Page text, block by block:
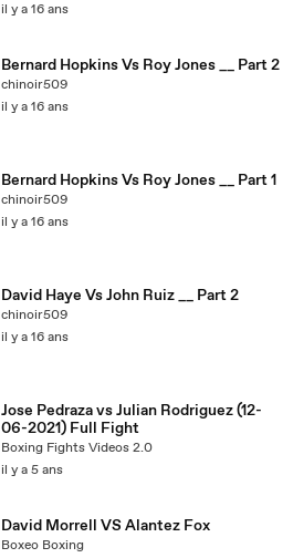
il y a 16 ans
Bernard Hopkins Vs Roy Jones __ Part 2
chinoir509
il y a 16 ans
Bernard Hopkins Vs Roy Jones __ Part 1
chinoir509
il y a 16 ans
David Haye Vs John Ruiz __ Part 2
chinoir509
il y a 16 ans
Jose Pedraza vs Julian Rodriguez (12-
06-2021) Full Fight
Boxing Fights Videos 2.0
il y a 5 ans
David Morrell VS Alantez Fox
Boxeo Boxing